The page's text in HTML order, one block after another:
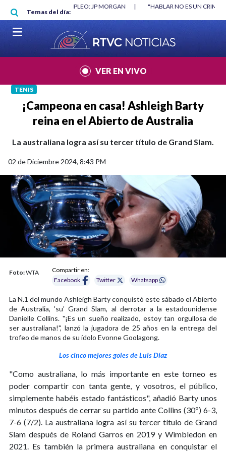
Pasar al contenido principal
Temas del día:
"HABLAR NO ES UN CRIMEN": CARTA DE BETO CORAL |
VER EN VIVO
TENIS
¡Campeona en casa! Ashleigh Barty
reina en el Abierto de Australia
La australiana logra así su tercer título de Grand Slam.
02 de Diciembre 2024, 8:43 PM
Foto:WTA
Compartir en:
Facebook
Twitter Whatsapp
La N.1 del mundo Ashleigh Barty conquistó este sábado el Abierto
de Australia, 'su' Grand Slam, al derrotar a la estadounidense
Danielle Collins. "¡Es un sueño realizado, estoy tan orgullosa de
ser australiana!", lanzó la jugadora de 25 años en la entrega del
trofeo de manos de su ídolo Evonne Goolagong.
Los cinco mejores goles de Luis Díaz
"Como australiana, lo más importante en este torneo es
poder compartir con tanta gente, y vosotros, el público,
simplemente habéis estado fantásticos", añadió Barty unos
minutos después de cerrar su partido ante Collins (30º) 6-3,
7-6 (7/2). La australiana logra así su tercer título de Grand
Slam después de Roland Garros en 2019 y Wimbledon en
2021. Es también la primera australiana en conquistar el